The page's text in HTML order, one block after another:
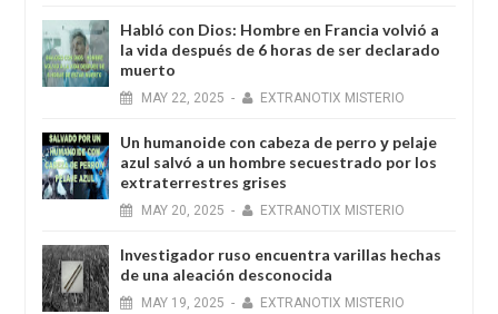
Habló con Dios: Hombre en Francia volvió a
la vida después de 6 horas de ser declarado
muerto
MAY 22, 2025 - EXTRANOTIX MISTERIO
Un humanoide con cabeza de perro у pelaje
azul salvó a un hombre secuestrado por los
extraterrestres grises
MAY 20, 2025 - EXTRANOTIX MISTERIO
Investigador ruso encuentra varillas hechas
de una aleación desconocida
MAY 19, 2025 - EXTRANOTIX MISTERIO